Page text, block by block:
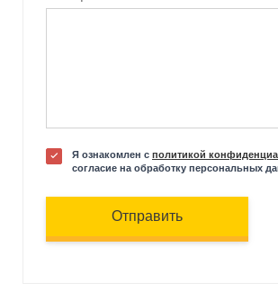
Я ознакомлен с политикой
согласие на обработку персональных
Отправить